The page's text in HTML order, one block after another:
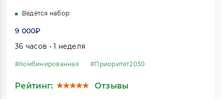
Ведётся набор
9 000₽
36 часов • 1 неделя
#Комбинированная #Приоритет2030
Рейтинг: Отзывы